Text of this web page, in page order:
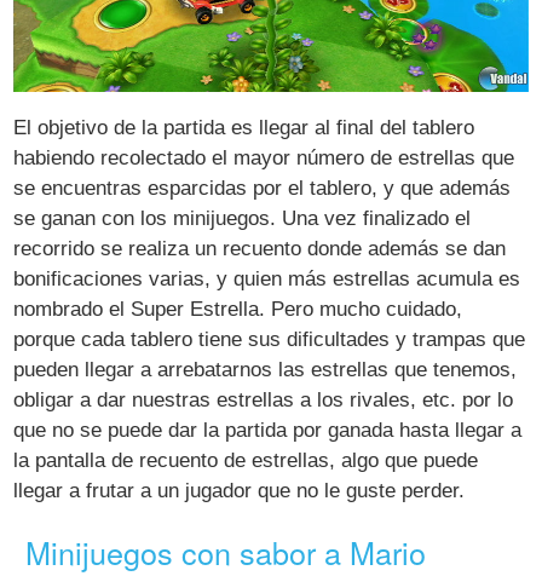
El objetivo de la partida es llegar al final del tablero
habiendo recolectado el mayor número de estrellas que
se encuentras esparcidas por el tablero, y que además
se ganan con los minijuegos. Una vez finalizado el
recorrido se realiza un recuento donde además se dan
bonificaciones varias, y quien más estrellas acumula es
nombrado el Super Estrella. Pero mucho cuidado,
porque cada tablero tiene sus dificultades y trampas que
pueden llegar a arrebatarnos las estrellas que tenemos,
obligar a dar nuestras estrellas a los rivales, etc. por lo
que no se puede dar la partida por ganada hasta llegar a
la pantalla de recuento de estrellas, algo que puede
llegar a frutar a un jugador que no le guste perder.
Minijuegos con sabor a Mario